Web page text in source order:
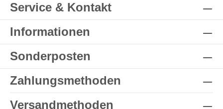
Service & Kontakt
Informationen
Sonderposten
Zahlungsmethoden
Versandmethoden